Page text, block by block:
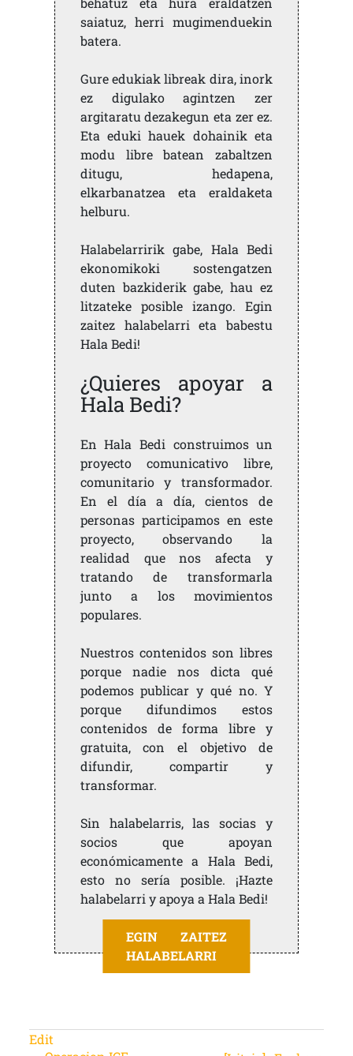
saiatuz, herri mugimenduekin
batera.
Gure edukiak libreak dira, inork
ez digulako agintzen zer
argitaratu dezakegun eta zer ez.
Eta eduki hauek dohainik eta
modu libre batean zabaltzen
ditugu, hedapena,
elkarbanatzea eta eraldaketa
helburu.
Halabelarririk gabe, Hala Bedi
ekonomikoki sostengatzen
duten bazkiderik gabe, hau ez
litzateke posible izango. Egin
zaitez halabelarri eta babestu
Hala Bedi!
¿Quieres apoyar a
Hala Bedi?
En Hala Bedi construimos un
proyecto comunicativo libre,
comunitario y transformador.
En el día a día, cientos de
personas participamos en este
proyecto, observando la
realidad que nos afecta y
tratando de transformarla
junto a los movimientos
populares.
Nuestros contenidos son libres
porque nadie nos dicta qué
podemos publicar y qué no. Y
porque difundimos estos
contenidos de forma libre y
gratuita, con el objetivo de
difundir, compartir y
transformar.
Sin halabelarris, las socias y
socios que apoyan
económicamente a Hala Bedi,
esto no sería posible. ¡Hazte
halabelarri y apoya a Hala Bedi!
EGIN ZAITEZ
HALABELARRI
Edit